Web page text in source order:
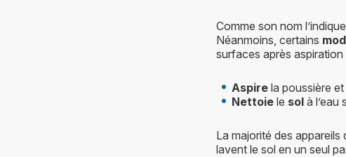
Comme son nom
Néanmoins, certains
surfaces après aspiration
Aspire la poussière et
Nettoie le sol à l’eau
La majorité des
lavent le sol en un seul